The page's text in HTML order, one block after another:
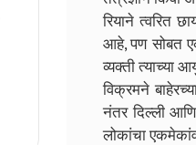
रियाने त्वरित
आहे, पण सोबत
व्यक्ती त्याच्या
विक्रमने
नंतर दिल्ली
लोकांचा